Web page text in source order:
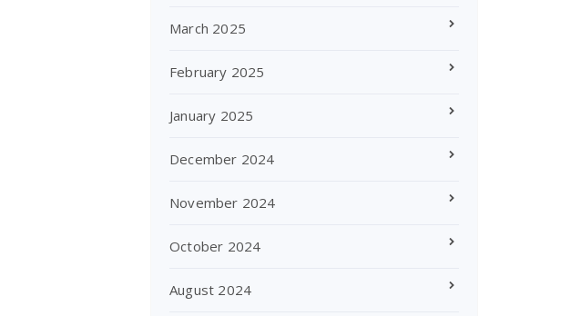
March 2025
February 2025
January 2025
December 2024
November 2024
October 2024
August 2024